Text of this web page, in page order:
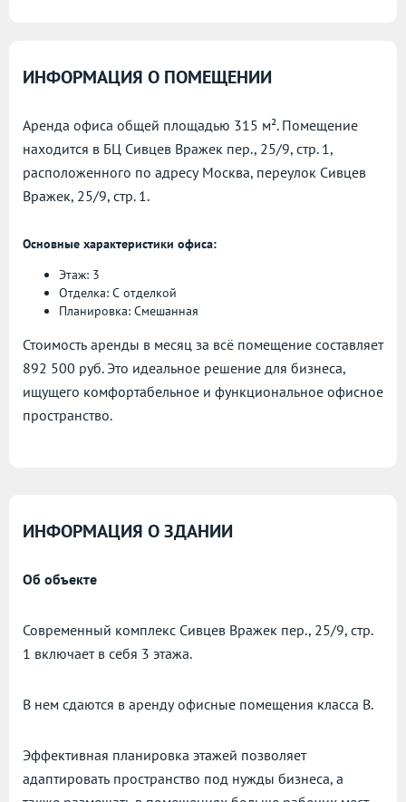
ИНФОРМАЦИЯ О ПОМЕЩЕНИИ
Аренда офиса общей площадью 315 м². Помещение
находится в БЦ Сивцев Вражек пер., 25/9, стр. 1,
расположенного по адресу Москва, переулок Сивцев
Вражек, 25/9, стр. 1.
Основные характеристики офиса:
Этаж: 3
Отделка: С отделкой
Планировка: Смешанная
Стоимость аренды в месяц за всё помещение составляет
892 500 руб. Это идеальное решение для бизнеса,
ищущего комфортабельное и функциональное офисное
пространство.
ИНФОРМАЦИЯ О ЗДАНИИ
Об объекте
Современный комплекс Сивцев Вражек пер., 25/9, стр.
1 включает в себя 3 этажа.
В нем сдаются в аренду офисные помещения класса B.
Эффективная планировка этажей позволяет
адаптировать пространство под нужды бизнеса, а